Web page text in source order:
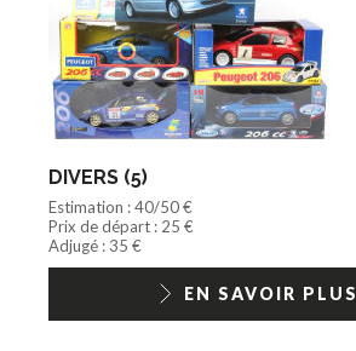
DIVERS (5)
Estimation : 40/50 €
Prix de départ : 25 €
Adjugé : 35 €
EN SAVOIR PLUS